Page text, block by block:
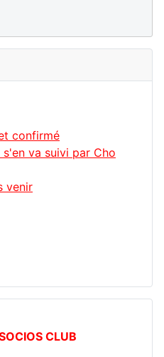
confirmé
va suivi par Cho
venir
CLUB